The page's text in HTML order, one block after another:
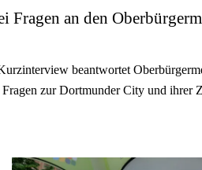
Fragen an den
beantwortet
Fragen zur Dortmunder City und ihrer